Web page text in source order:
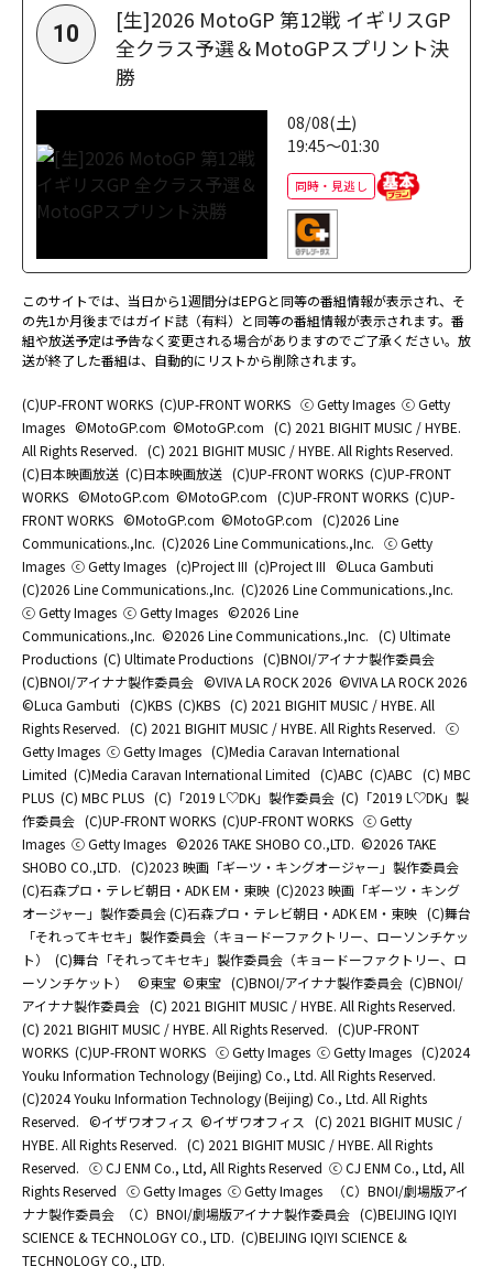
10
[生]2026 MotoGP 第12戦 イギリスGP
全クラス予選＆MotoGPスプリント決
勝
08/08(土)
19:45～01:30
同時・見逃し
このサイトでは、当日から1週間分はEPGと同等の番組情報が表示され、そ
の先1か月後まではガイド誌（有料）と同等の番組情報が表示されます。番
組や放送予定は予告なく変更される場合がありますのでご了承ください。放
送が終了した番組は、自動的にリストから削除されます。
(C)UP-FRONT WORKS (C)UP-FRONT WORKS ⓒ Getty Images ⓒ Getty
Images ©MotoGP.com ©MotoGP.com (C) 2021 BIGHIT MUSIC / HYBE.
All Rights Reserved. (C) 2021 BIGHIT MUSIC / HYBE. All Rights Reserved.
(C)日本映画放送 (C)日本映画放送 (C)UP-FRONT WORKS (C)UP-FRONT
WORKS ©MotoGP.com ©MotoGP.com (C)UP-FRONT WORKS (C)UP-
FRONT WORKS ©MotoGP.com ©MotoGP.com (C)2026 Line
Communications.,Inc. (C)2026 Line Communications.,Inc. ⓒ Getty
Images ⓒ Getty Images (c)Project III (c)Project III ©Luca Gambuti
(C)2026 Line Communications.,Inc. (C)2026 Line Communications.,Inc.
ⓒ Getty Images ⓒ Getty Images ©2026 Line
Communications.,Inc. ©2026 Line Communications.,Inc. (C) Ultimate
Productions (C) Ultimate Productions (C)BNOI/アイナナ製作委員会
(C)BNOI/アイナナ製作委員会 ©️VIVA LA ROCK 2026 ©️VIVA LA ROCK 2026
©Luca Gambuti (C)KBS (C)KBS (C) 2021 BIGHIT MUSIC / HYBE. All
Rights Reserved. (C) 2021 BIGHIT MUSIC / HYBE. All Rights Reserved. ⓒ
Getty Images ⓒ Getty Images (C)Media Caravan International
Limited (C)Media Caravan International Limited (C)ABC (C)ABC (C) MBC
PLUS (C) MBC PLUS (C)「2019 L♡DK」製作委員会 (C)「2019 L♡DK」製
作委員会 (C)UP-FRONT WORKS (C)UP-FRONT WORKS ⓒ Getty
Images ⓒ Getty Images ©2026 TAKE SHOBO CO.,LTD. ©2026 TAKE
SHOBO CO.,LTD. (C)2023 映画「ギーツ・キングオージャー」製作委員会
(C)石森プロ・テレビ朝日・ADK EM・東映 (C)2023 映画「ギーツ・キング
オージャー」製作委員会 (C)石森プロ・テレビ朝日・ADK EM・東映 (C)舞台
「それってキセキ」製作委員会（キョードーファクトリー、ローソンチケッ
ト）
(C)舞台「それってキセキ」製作委員会（キョードーファクトリー、ロ
ーソンチケット）
©東宝 ©東宝 (C)BNOI/アイナナ製作委員会 (C)BNOI/
アイナナ製作委員会 (C) 2021 BIGHIT MUSIC / HYBE. All Rights Reserved.
(C) 2021 BIGHIT MUSIC / HYBE. All Rights Reserved. (C)UP-FRONT
WORKS (C)UP-FRONT WORKS ⓒ Getty Images ⓒ Getty Images (C)2024
Youku Information Technology (Beijing) Co., Ltd. All Rights Reserved.
(C)2024 Youku Information Technology (Beijing) Co., Ltd. All Rights
Reserved. ©イザワオフィス ©イザワオフィス
(C) 2021 BIGHIT MUSIC /
HYBE. All Rights Reserved. (C) 2021 BIGHIT MUSIC / HYBE. All Rights
Reserved. ⓒ CJ ENM Co., Ltd, All Rights Reserved ⓒ CJ ENM Co., Ltd, All
Rights Reserved ⓒ Getty Images ⓒ Getty Images
（C）BNOI/劇場版アイ
ナナ製作委員会
（C）BNOI/劇場版アイナナ製作委員会 (C)BEIJING IQIYI
SCIENCE & TECHNOLOGY CO., LTD. (C)BEIJING IQIYI SCIENCE &
TECHNOLOGY CO., LTD.